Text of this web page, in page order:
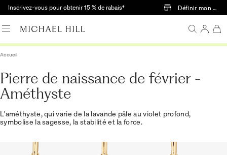
Passer au contenu principal
Inscrivez-vous pour obtenir 15 % de rabais† Définir mon
Accueil
Pierre de naissance de février -
Améthyste
L'améthyste, qui varie de la lavande pâle au violet profond,
symbolise la sagesse, la stabilité et la force.